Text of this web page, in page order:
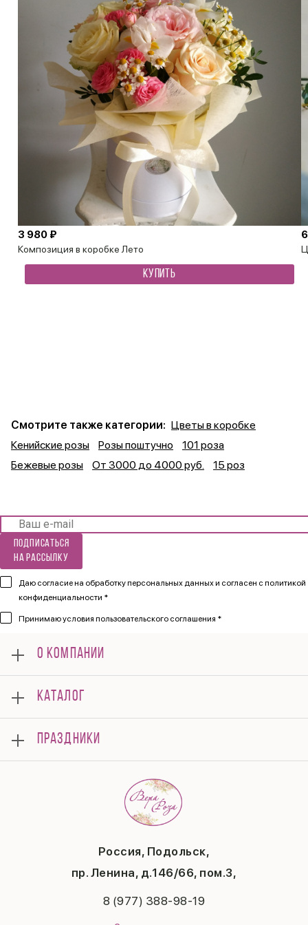
Композиция в коробке Лето
3 980 ₽
КУПИТЬ
Смотрите также категории: Цветы в коробке
Кенийские розы
Розы поштучно
101 роза
Бежевые розы
От 3000 до 4000 руб. 15 роз
Подписаться
на рассылку
Даю согласие на обработку персональных данных и согласен с политикой
конфиденциальности *
Принимаюусловия пользовательского соглашения *
Россия, Подольск,
пр. Ленина, д.146/66, пом.3,
8 (977) 388-98-19
О КОМПАНИИ
Мероприятия
Корпоративным клиентам
Оплата
Доставка
Отзывы
Политика конфиденциальности
КАТАЛОГ
Композиции
Подарки
ПРАЗДНИКИ
Последний звонок